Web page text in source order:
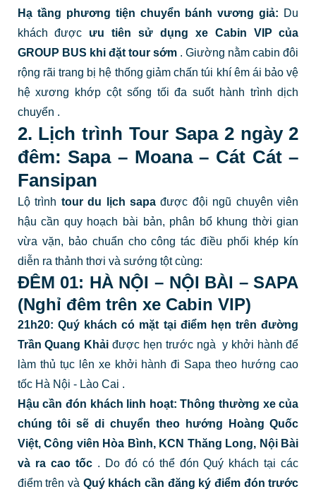
Hạ tầng phương tiện chuyển bánh vương giả: Du
khách được ưu tiên sử dụng xe Cabin VIP của
GROUP BUS khi đặt tour sớm .Giường nằm cabin đôi
rộng rãi trang bị hệ thống giảm chấn túi khí êm ái bảo vệ
hệ xương khớp cột sống tối đa suốt hành trình dịch
chuyển .
2. Lịch trình Tour Sapa 2 ngày 2
đêm: Sapa – Moana – Cát Cát –
Fansipan
Lộ trình tour du lịch sapa được đội ngũ chuyên viên
hậu cần quy hoạch bài bản, phân bổ khung thời gian
vừa vặn, bảo chuẩn cho công tác điều phối khép kín
diễn ra thảnh thơi và sướng tột cùng:
ĐÊM 01: HÀ NỘI – NỘI BÀI – SAPA
(Nghỉ đêm trên xe Cabin VIP)
21h20: Quý khách có mặt tại điểm hẹn trên đường
Trần Quang Khải được hẹn trước ngà y khởi hành để
làm thủ tục lên xe khởi hành đi Sapa theo hướng cao
tốc Hà Nội - Lào Cai .
Hậu cần đón khách linh hoạt: Thông thường xe của
chúng tôi sẽ di chuyển theo hướng Hoàng Quốc
Việt, Công viên Hòa Bình, KCN Thăng Long, Nội Bài
và ra cao tốc . Do đó có thể đón Quý khách tại các
điểm trên và Quý khách cần đăng ký điểm đón trước